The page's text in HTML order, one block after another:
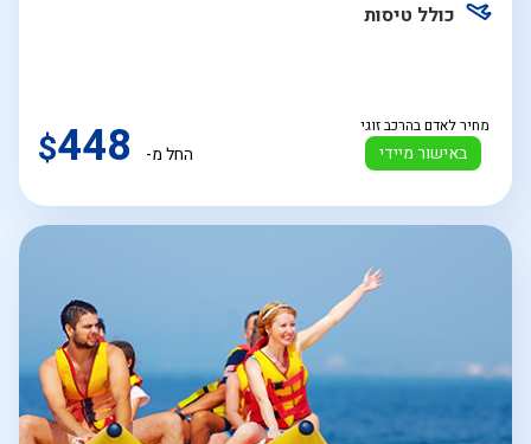
כולל טיסות
באישור מיידי
מחיר לאדם בהרכב זוגי
החל מ- $448